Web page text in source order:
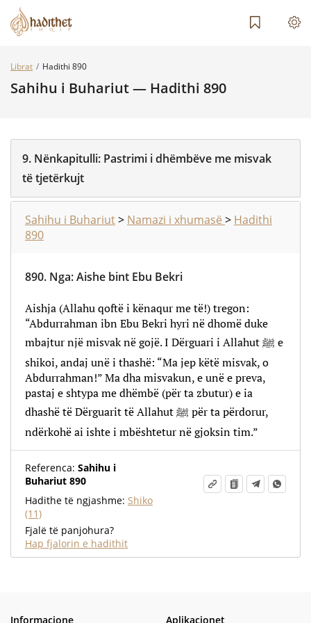
Librat Hadithi 890
Sahihu i Buhariut — Hadithi 890
9. Nënkapitulli: Pastrimi i dhëmbëve me misvak
të tjetërkujt
Sahihu i Buhariut> Namazi i xhumasë > Hadithi
890
890. Nga:Aishe bint Ebu Bekri
Aishja (Allahu qoftë i kënaqur me të!) tregon:
“Abdurrahman ibn Ebu Bekri hyri në dhomë duke
mbajtur një misvak në gojë. I Dërguari i Allahut ﷺ e
shikoi, andaj unë i thashë: “Ma jep këtë misvak, o
Abdurrahman!” Ma dha misvakun, e unë e preva,
pastaj e shtypa me dhëmbë (për ta zbutur) e ia
dhashë të Dërguarit të Allahut ﷺ për ta përdorur,
ndërkohë ai ishte i mbështetur në gjoksin tim.”
Referenca: Sahihu i
Buhariut 890
Hadithe të ngjashme: Shiko
(11)
Fjalë të panjohura?
Hap fjalorin e hadithit
Informacione Aplikacionet